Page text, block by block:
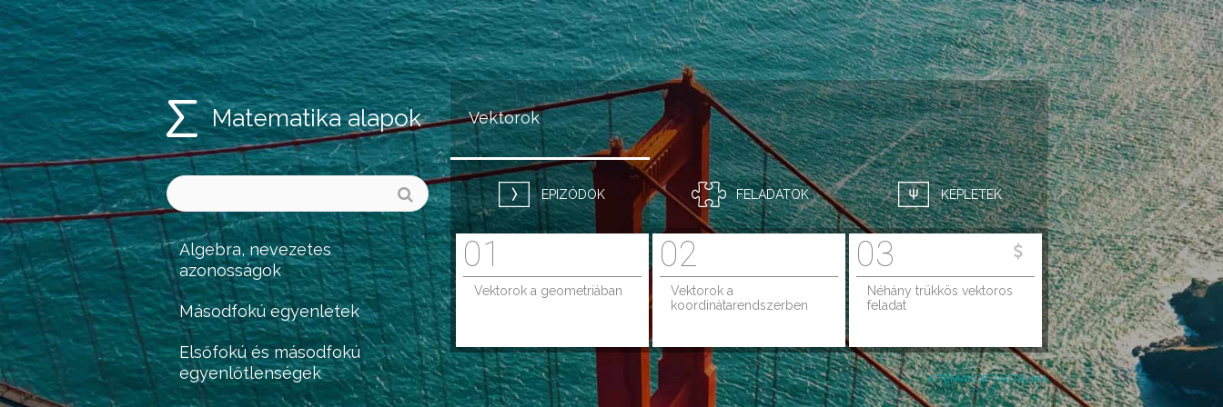
Jump to navigation
Matematika alapok
Algebra, nevezetes
azonosságok
Másodfokú egyenletek
Elsőfokú és másodfokú
egyenlőtlenségek
Vektorok
EPIZÓDOK FELADATOK KÉPLETEK
01
Vektorok a geometriában
02
Vektorok a
koordinátarendszerben
03
Néhány trükkös vektoros
feladat
A TÉMAKÖR TARTALMA